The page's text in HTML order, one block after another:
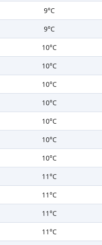
9°C
9°C
10°C
10°C
10°C
10°C
10°C
10°C
10°C
11°C
11°C
11°C
11°C